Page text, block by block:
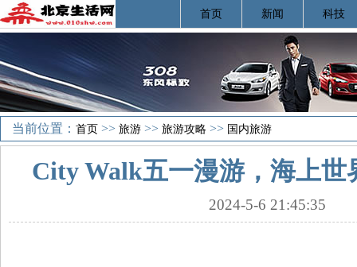
首页 新闻 科技
当前位置： 首页 >> 旅游 >> 旅游攻略 >> 国内旅游
City Walk五一漫游，海上
2024-5-6 21:45:35